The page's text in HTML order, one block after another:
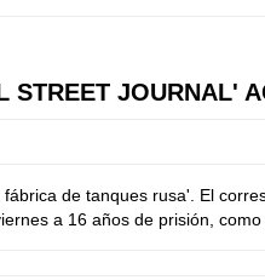
STREET JOURNAL'
de tanques rusa'. El
a 16 años de prisión, como